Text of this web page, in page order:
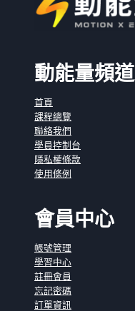
動能量頻道
首頁
課程總覽
聯絡我們
學員控制台
隱私權條款
使用條例
會員中心
帳號管理
學習中心
註冊會員
忘記密碼
訂單資訊